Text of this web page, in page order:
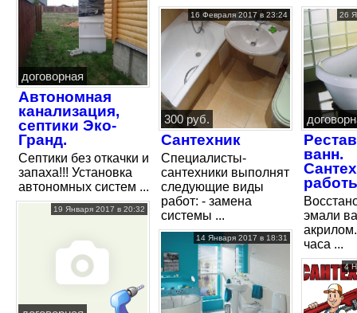
договорная
Автономная
канализация,
септики Эко-
Гранд.
Септики без откачки и
запаха!!! Установка
автономных систем ...
19 Января 2017 в 20:32
16 Февраля 2017 в 23:24
300 руб.
Сантехник
Специалисты-
сантехники выполнят
следующие виды
работ: - замена
системы ...
14 Января 2017 в 18:31
26
ванн.
эмали
часа ...
4